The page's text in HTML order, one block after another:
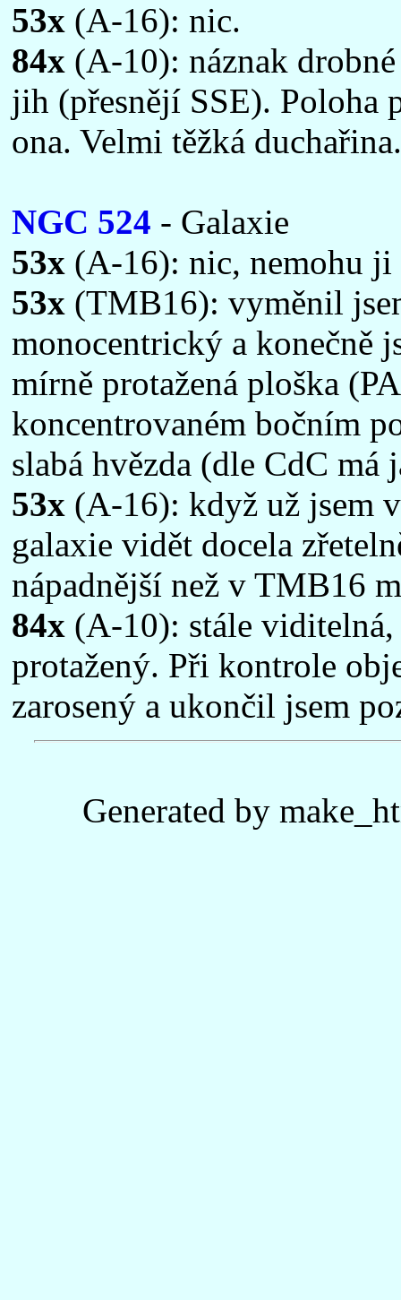
53x (A-16): nic.
84x (A-10): náznak
jih (přesnějí SSE). Poloha
ona. Velmi těžká duchařina.
NGC 524 - Galaxie
53x (A-16): nic, nemohu
53x (TMB16): vyměnil
monocentrický a konečně
mírně protažená ploška
koncentrovaném bočním
slabá hvězda (dle CdC má
53x (A-16): když už jsem
galaxie vidět docela
nápadnější než v TMB16
84x (A-10): stále
protažený. Při kontrole
zarosený a ukončil jsem
Generated by